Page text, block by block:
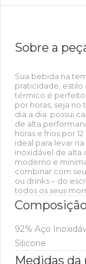
Sobre a
Sua bebida na
praticidade,
térmico é perfeito
por horas, seja no
dia a dia. possui
de alta
horas e frios por
ideal para levar
inoxidável de alta
moderno e
combinar com
ou drinks – do
todos os seus
Composição
92% Aço
Silicone
Medidas da